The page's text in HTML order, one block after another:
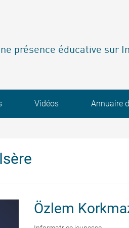
présence éducative sur
Vidéos Annuaire
Özlem